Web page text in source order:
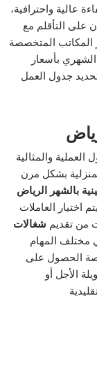
عالية واحترافية،
على التأقلم مع
المكاتب المتخصصة
الشهري بأسعار
جدول العمل
والمثالية
بشكل مرن
بالشهر الرياض
اختيار العاملات
من تقديم شغالات
مختلف المهام
الحصول على
الأجل أو